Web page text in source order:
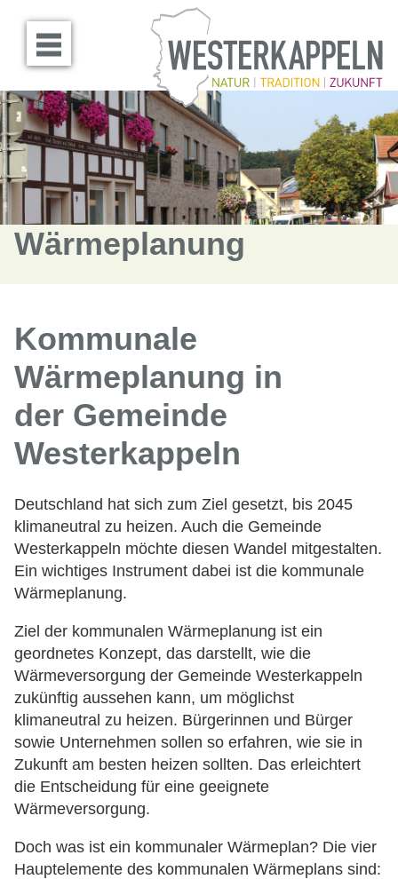
Menü öffnen
Wärmeplanung
Kommunale
Wärmeplanung in
der Gemeinde
Westerkappeln
Deutschland hat sich zum Ziel gesetzt, bis 2045
klimaneutral zu heizen. Auch die Gemeinde
Westerkappeln möchte diesen Wandel mitgestalten.
Ein wichtiges Instrument dabei ist die kommunale
Wärmeplanung.
Ziel der kommunalen Wärmeplanung ist ein
geordnetes Konzept, das darstellt, wie die
Wärmeversorgung der Gemeinde Westerkappeln
zukünftig aussehen kann, um möglichst
klimaneutral zu heizen. Bürgerinnen und Bürger
sowie Unternehmen sollen so erfahren, wie sie in
Zukunft am besten heizen sollten. Das erleichtert
die Entscheidung für eine geeignete
Wärmeversorgung.
Doch was ist ein kommunaler Wärmeplan? Die vier
Hauptelemente des kommunalen Wärmeplans sind: